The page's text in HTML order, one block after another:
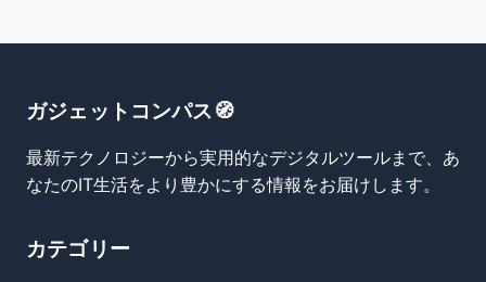
ガジェットコンパス🧭
最新テクノロジーから実用的なデジタルツールまで、あ
なたのIT生活をより豊かにする情報をお届けします。
カテゴリー